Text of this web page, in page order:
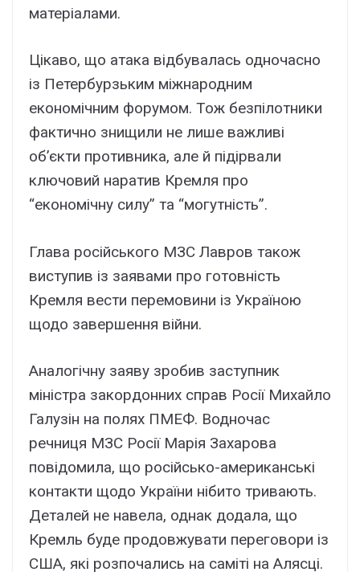
матеріалами.
Цікаво, що атака відбувалась одночасно
із Петербурзьким міжнародним
економічним форумом. Тож безпілотники
фактично знищили не лише важливі
об’єкти противника, але й підірвали
ключовий наратив Кремля про
“економічну силу” та “могутність”.
Глава російського МЗС Лавров також
виступив із заявами про готовність
Кремля вести перемовини із Україною
щодо завершення війни.
Аналогічну заяву зробив заступник
міністра закордонних справ Росії Михайло
Галузін на полях ПМЕФ. Водночас
речниця МЗС Росії Марія Захарова
повідомила, що російсько-американські
контакти щодо України нібито тривають.
Деталей не навела, однак додала, що
Кремль буде продовжувати переговори із
США, які розпочались на саміті на Алясці.